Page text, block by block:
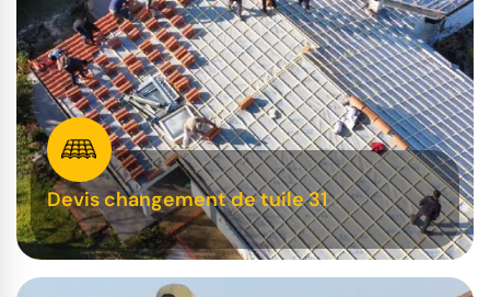
Devis changement de tuile 31